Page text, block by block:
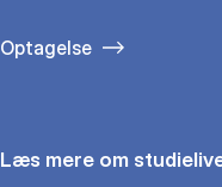
Optagelse
Læs mere om